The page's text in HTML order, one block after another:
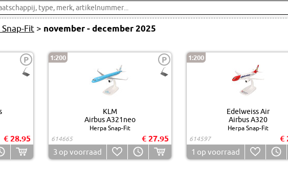
Fit > november - december 2025
P
€ 28.95
1:200 P
KLM
Airbus A321neo
Herpa Snap-Fit
614665
€ 27.95
3 op voorraad
1:200
Edelweiss Air
Airbus A320
Herpa Snap-Fit
614597
€
1 op voorraad